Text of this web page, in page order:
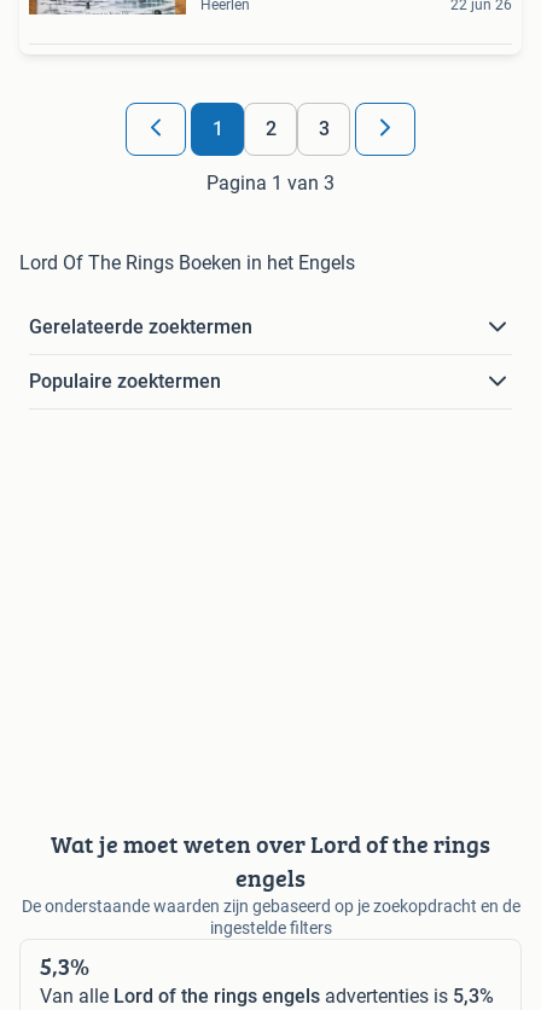
Heerlen 22 jun 26
1 2 3
Pagina 1 van 3
Lord Of The Rings Boeken in het Engels
Gerelateerde zoektermen
Populaire zoektermen
Wat je moet weten over Lord of the rings
engels
De onderstaande waarden zijn gebaseerd op je zoekopdracht en de
ingestelde filters
5,3%
Van alle Lord of the rings engels advertenties is 5,3%